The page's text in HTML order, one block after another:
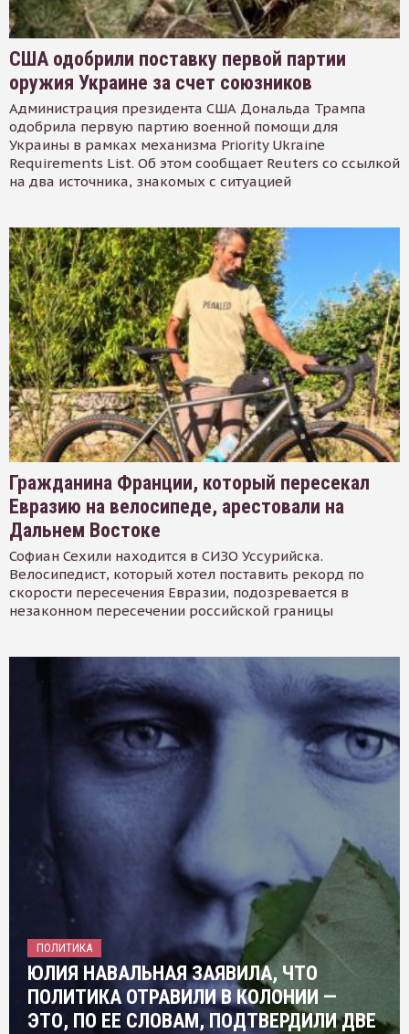
США одобрили поставку первой партии
оружия Украине за счет союзников
Администрация президента США Дональда Трампа
одобрила первую партию военной помощи для
Украины в рамках механизма Priority Ukraine
Requirements List. Об этом сообщает Reuters со ссылкой
на два источника, знакомых с ситуацией
Гражданина Франции, который пересекал
Евразию на велосипеде, арестовали на
Дальнем Востоке
Софиан Сехили находится в СИЗО Уссурийска.
Велосипедист, который хотел поставить рекорд по
скорости пересечения Евразии, подозревается в
незаконном пересечении российской границы
ПОЛИТИКА
ЮЛИЯ НАВАЛЬНАЯ ЗАЯВИЛА, ЧТО
ПОЛИТИКА ОТРАВИЛИ В КОЛОНИИ —
ЭТО, ПО ЕЕ СЛОВАМ, ПОДТВЕРДИЛИ ДВЕ